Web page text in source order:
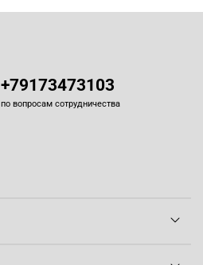
+79173473103
по вопросам сотрудничества